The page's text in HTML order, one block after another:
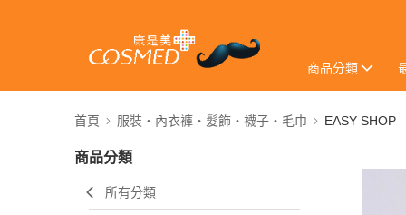
商品分類
首頁 服裝・內衣褲・髮飾・襪子・毛巾 EASY SHOP
商品分類
所有分類